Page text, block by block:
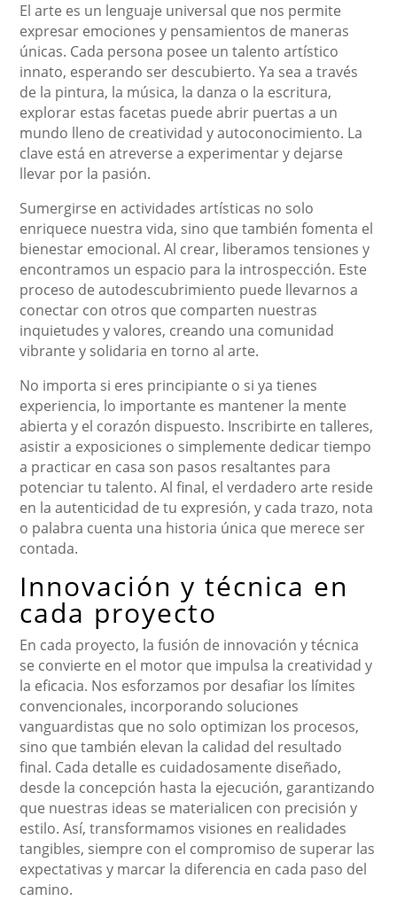
El arte es un lenguaje universal que nos permite
expresar emociones y pensamientos de maneras
únicas. Cada persona posee un talento artístico
innato, esperando ser descubierto. Ya sea a través
de la pintura, la música, la danza o la escritura,
explorar estas facetas puede abrir puertas a un
mundo lleno de creatividad y autoconocimiento. La
clave está en atreverse a experimentar y dejarse
llevar por la pasión.
Sumergirse en actividades artísticas no solo
enriquece nuestra vida, sino que también fomenta el
bienestar emocional. Al crear, liberamos tensiones y
encontramos un espacio para la introspección. Este
proceso de autodescubrimiento puede llevarnos a
conectar con otros que comparten nuestras
inquietudes y valores, creando una comunidad
vibrante y solidaria en torno al arte.
No importa si eres principiante o si ya tienes
experiencia, lo importante es mantener la mente
abierta y el corazón dispuesto. Inscribirte en talleres,
asistir a exposiciones o simplemente dedicar tiempo
a practicar en casa son pasos resaltantes para
potenciar tu talento. Al final, el verdadero arte reside
en la autenticidad de tu expresión, y cada trazo, nota
o palabra cuenta una historia única que merece ser
contada.
Innovación y técnica en
cada proyecto
En cada proyecto, la fusión de innovación y técnica
se convierte en el motor que impulsa la creatividad y
la eficacia. Nos esforzamos por desafiar los límites
convencionales, incorporando soluciones
vanguardistas que no solo optimizan los procesos,
sino que también elevan la calidad del resultado
final. Cada detalle es cuidadosamente diseñado,
desde la concepción hasta la ejecución, garantizando
que nuestras ideas se materialicen con precisión y
estilo. Así, transformamos visiones en realidades
tangibles, siempre con el compromiso de superar las
expectativas y marcar la diferencia en cada paso del
camino.